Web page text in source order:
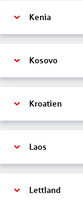
Kenia
Kosovo
Kroatien
Laos
Lettland